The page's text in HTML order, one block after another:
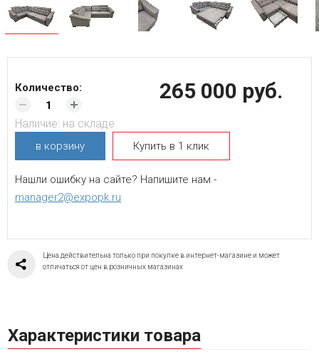
265 000 руб.
Количество:
Наличие: на складе
в корзину Купить в 1 клик
Нашли ошибку на сайте? Напишите нам -
manager2@expopk.ru
Цена действительна только при покупке в интернет-магазине и может
отличаться от цен в розничных магазинах
Характеристики товара